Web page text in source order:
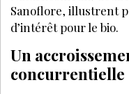
Sanoflore, illustrent
d’intérêt pour le bio.
Un
concurrentielle